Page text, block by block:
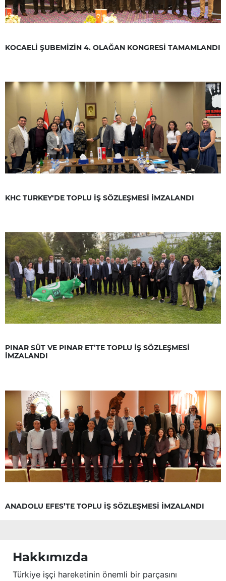
KOCAELİ ŞUBEMİZİN 4. OLAĞAN KONGRESİ TAMAMLANDI
KHC TURKEY‘DE TOPLU İŞ SÖZLEŞMESİ İMZALANDI
PINAR SÜT VE PINAR ET’TE TOPLU İŞ SÖZLEŞMESİ
İMZALANDI
ANADOLU EFES’TE TOPLU İŞ SÖZLEŞMESİ İMZALANDI
Hakkımızda
Türkiye işçi hareketinin önemli bir parçasını